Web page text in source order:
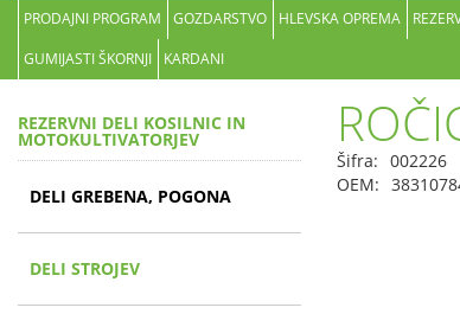
PRODAJNI PROGRAM GOZDARSTVO HLEVSKA OPREMA
GUMIJASTI ŠKORNJI
KARDANI
REZERVNI DELI KOSILNIC IN
MOTOKULTIVATORJEV
DELI GREBENA, POGONA
DELI STROJEV
Šifra: 002226
OEM: